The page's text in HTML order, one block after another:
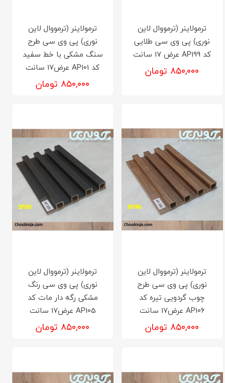
ترمولاینر (ترمووال لاین
نوری) پی وی سی طلایی
کد AP199 عرض 17 سانت
۸۵۰,۰۰۰ تومان
ترمولاینر (ترمووال لاین
نوری) پی وی سی طرح
سنگ مشکی با خط سفید
کد AP101 عرض17 سانت
۸۵۰,۰۰۰ تومان
ترمولاینر (ترمووال لاین
نوری) پی وی سی طرح
چوب گردویی تیره کد
AP106 عرض17 سانت
۸۵۰,۰۰۰ تومان
ترمولاینر (ترمووال لاین
نوری) پی وی سی رنگ
مشکی رگه دار مات کد
AP105 عرض17 سانت
۸۵۰,۰۰۰ تومان